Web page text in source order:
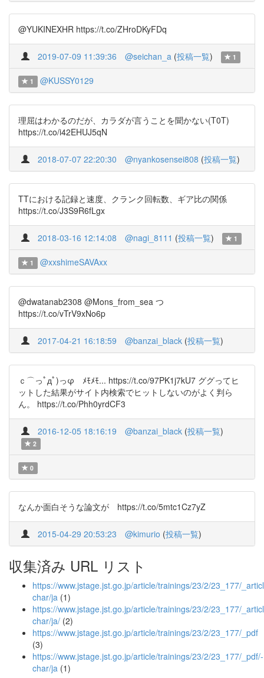
@YUKINEXHR https://t.co/ZHroDKyFDq
2019-07-09 11:39:36 @seichan_a (投稿一覧) 1
1 @KUSSY0129
理屈はわかるのだが、カラダが言うことを聞かない(T0T)
https://t.co/i42EHUJ5qN
2018-07-07 22:20:30 @nyankosensei808 (投稿一覧)
TTにおける記録と速度、クランク回転数、ギア比の関係
https://t.co/J3S9R6fLgx
2018-03-16 12:14:08 @nagi_8111 (投稿一覧) 1
1 @xxshimeSAVAxx
@dwatanab2308 @Mons_from_sea つ
https://t.co/vTrV9xNo6p
2017-04-21 16:18:59 @banzai_black (投稿一覧)
ｃ⌒っﾟдﾟ)っφ ﾒﾓﾒﾓ... https://t.co/97PK1j7kU7 ググってヒ
ットした結果がサイト内検索でヒットしないのがよく判ら
ん。 https://t.co/Phh0yrdCF3
2016-12-05 18:16:19 @banzai_black (投稿一覧)
2
0
なんか面白そうな論文が https://t.co/5mtc1Cz7yZ
2015-04-29 20:53:23 @kimurio (投稿一覧)
収集済み URL リスト
https://www.jstage.jst.go.jp/article/trainings/23/2/23_177/
char/ja (1)
https://www.jstage.jst.go.jp/article/trainings/23/2/23_177/
char/ja/ (2)
https://www.jstage.jst.go.jp/article/trainings/23/2/23_177/_pdf
(3)
https://www.jstage.jst.go.jp/article/trainings/23/2/23_177/_pdf/-
char/ja (1)